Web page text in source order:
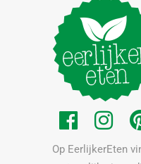
Op EerlijkerEten